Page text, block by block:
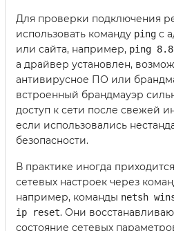
Для проверки подключения
использовать команду ping с
или сайта, например, ping
а драйвер установлен,
антивирусное ПО или
встроенный брандмауэр
доступ к сети после свежей
если использовались
безопасности.
В практике иногда
сетевых настроек через
например, команды netsh
ip reset. Они
состояние сетевых